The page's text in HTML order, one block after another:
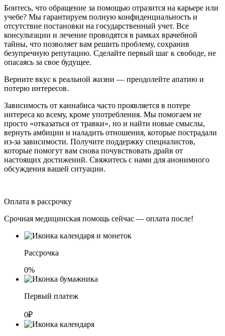
Боитесь, что обращение за помощью отразится на карьере или
учебе? Мы гарантируем полную конфиденциальность и
отсутствие постановки на государственный учет. Все
консультации и лечение проводятся в рамках врачебной
тайны, что позволяет вам решить проблему, сохранив
безупречную репутацию. Сделайте первый шаг к свободе, не
опасаясь за свое будущее.
Верните вкус к реальной жизни — преодолейте апатию и
потерю интересов.
Зависимость от каннабиса часто проявляется в потере
интереса ко всему, кроме употребления. Мы помогаем не
просто «отказаться от травки», но и найти новые смыслы,
вернуть амбиции и наладить отношения, которые пострадали
из-за зависимости. Получите поддержку специалистов,
которые помогут вам снова почувствовать драйв от
настоящих достижений. Свяжитесь с нами для анонимного
обсуждения вашей ситуации.
Оплата в рассрочку
Срочная медицинская помощь сейчас — оплата после!
Рассрочка
0%
Первый платеж
0₽